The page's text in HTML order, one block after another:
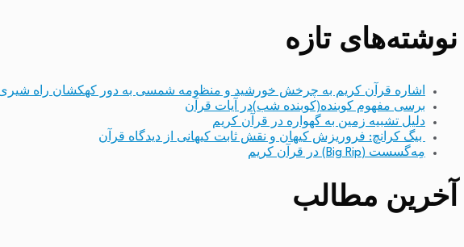
نوشته‌های تازه
اشاره قرآن کریم به چرخش خورشید و منظومه شمسی به دور کهکشان راه
برسی مفهوم کوبنده(کوبنده شب)در آیات قرآن
دلیل تشبیه زمین به گهواره در قرآن کریم
بیگ کرانچ: فروریزش کیهان و نقش ثابت کیهانی از دیدگاه قرآن
مِه‌گسست (Big Rip) در قرآن کریم
آخرین مطالب